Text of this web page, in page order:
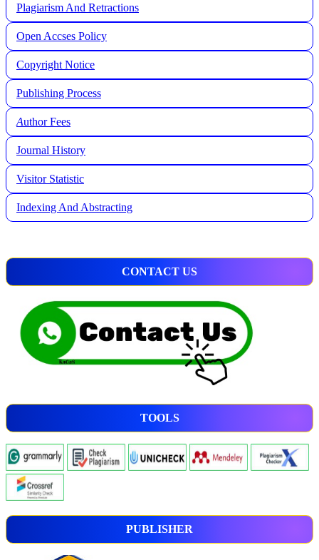
Plagiarism And Retractions
Open Accses Policy
Copyright Notice
Publishing Process
Author Fees
Journal History
Visitor Statistic
Indexing And Abstracting
CONTACT US
TOOLS
PUBLISHER